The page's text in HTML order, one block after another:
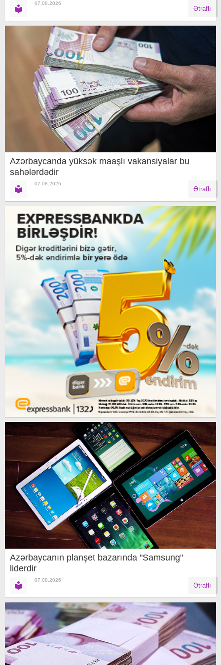
07.08.2026
Ətraflı
Azərbaycanda yüksək maaşlı vakansiyalar bu
sahələrdədir
07.08.2026
Ətraflı
Azərbaycanın planşet bazarında "Samsung"
liderdir
07.08.2026
Ətraflı